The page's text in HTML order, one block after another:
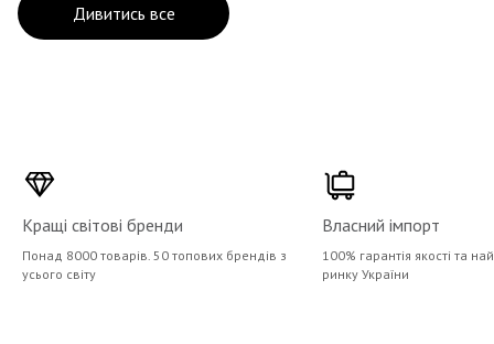
Дивитись все
Кращі світові бренди
Понад 8000 товарів. 50 топових брендів з
усього світу
Власний імпорт
100% гарантія якості та
ринку України